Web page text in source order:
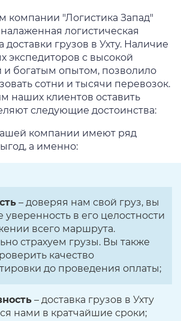
компании "Логистика Запад"
логистическая
доставки грузов в Ухту. Наличие
экспедиторов с высокой
и богатым опытом, позволило
сотни и тысячи перевозок.
наших клиентов оставить
следующие достоинства:
компании имеют ряд
а именно:
– доверяя нам свой груз, вы
уверенность в его целостности
всего маршрута.
страхуем грузы. Вы также
качество
до проведения оплаты;
– доставка грузов в Ухту
нами в кратчайшие сроки;